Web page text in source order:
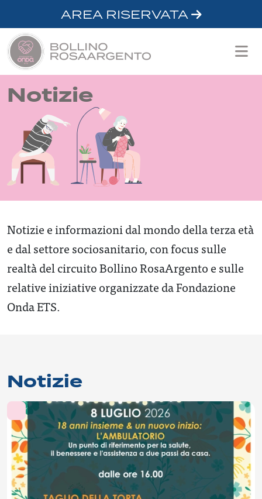
AREA RISERVATA
Notizie
Notizie e informazioni dal mondo della terza età
e dal settore sociosanitario, con focus sulle
realtà del circuito Bollino RosaArgento e sulle
relative iniziative organizzate da Fondazione
Onda ETS.
Notizie